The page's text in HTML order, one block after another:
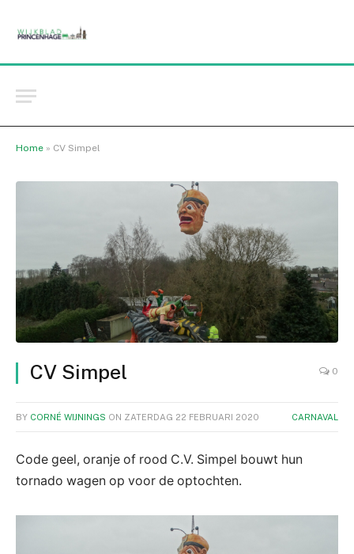
Home » CV Simpel
CV Simpel 0
BY CORNÉ WIJNINGS ON ZATERDAG 22 FEBRUARI 2020 CARNAVAL
Code geel, oranje of rood C.V. Simpel bouwt hun
tornado wagen op voor de optochten.